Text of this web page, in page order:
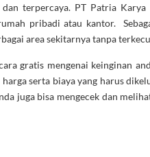
dan terpercaya. PT Patria
pribadi atau kantor.
area sekitarnya tanpa
gratis mengenai keinginan
serta biaya yang harus
juga bisa mengecek dan